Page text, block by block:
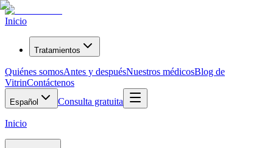
Inicio
Tratamientos
Quiénes somosAntes y despuésNuestros médicosBlog de
VitrinContáctenos
Español Consulta gratuita
Inicio